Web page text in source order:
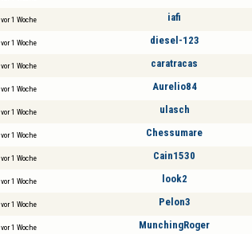
vor 1 Woche iafi
vor 1 Woche diesel-123
vor 1 Woche caratracas
vor 1 Woche Aurelio84
vor 1 Woche ulasch
vor 1 Woche Chessumare
vor 1 Woche Cain1530
vor 1 Woche look2
vor 1 Woche Pelon3
vor 1 Woche MunchingRoger